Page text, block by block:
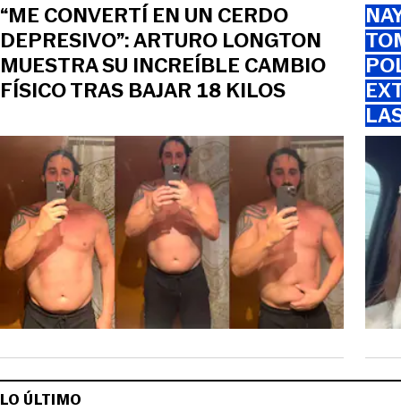
“ME CONVERTÍ EN UN CERDO
DEPRESIVO”: ARTURO LONGTON
MUESTRA SU INCREÍBLE CAMBIO
FÍSICO TRAS BAJAR 18 KILOS
LO ÚLTIMO